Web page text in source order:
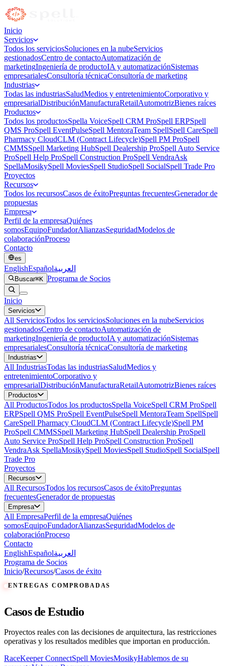
Inicio
Servicios
Todos los serviciosSoluciones en la nubeServicios
gestionadosCentro de contactoAutomatización de
marketingIngeniería de productoIA y automatizaciónSistemas
empresarialesConsultoría técnicaConsultoría de marketing
Industrias
Todas las industriasSaludMedios y entretenimientoCorporativo y
empresarialDistribuciónManufacturaRetailAutomotrizBienes raíces
Productos
Todos los productosSpella VoiceSpell CRM ProSpell ERPSpell
QMS ProSpell EventPulseSpell MentoraTeam SpellSpell CareSpell
Pharmacy CloudCLM (Contract Lifecycle)Spell PM ProSpell
CMMSSpell Marketing HubSpell Dealership ProSpell Auto Service
ProSpell Help ProSpell Construction ProSpell VendraAsk
SpellaMosikySpell MoviesSpell StudioSpell SocialSpell Trade Pro
Proyectos
Recursos
Todos los recursosCasos de éxitoPreguntas frecuentesGenerador de
propuestas
Empresa
Perfil de la empresaQuiénes
somosEquipoFundadorAlianzasSeguridadModelos de
colaboraciónProceso
Contacto
es
EnglishEspañolالعربية
Buscar⌘K Programa de Socios
Inicio
Servicios
All ServiciosTodos los serviciosSoluciones en la nubeServicios
gestionadosCentro de contactoAutomatización de
marketingIngeniería de productoIA y automatizaciónSistemas
empresarialesConsultoría técnicaConsultoría de marketing
Industrias
All IndustriasTodas las industriasSaludMedios y
entretenimientoCorporativo y
empresarialDistribuciónManufacturaRetailAutomotrizBienes raíces
Productos
All ProductosTodos los productosSpella VoiceSpell CRM ProSpell
ERPSpell QMS ProSpell EventPulseSpell MentoraTeam SpellSpell
CareSpell Pharmacy CloudCLM (Contract Lifecycle)Spell PM
ProSpell CMMSSpell Marketing HubSpell Dealership ProSpell
Auto Service ProSpell Help ProSpell Construction ProSpell
VendraAsk SpellaMosikySpell MoviesSpell StudioSpell SocialSpell
Trade Pro
Proyectos
Recursos
All RecursosTodos los recursosCasos de éxitoPreguntas
frecuentesGenerador de propuestas
Empresa
All EmpresaPerfil de la empresaQuiénes
somosEquipoFundadorAlianzasSeguridadModelos de
colaboraciónProceso
Contacto
EnglishEspañolالعربية
Programa de Socios
Inicio/Recursos/Casos de éxito
ENTREGAS COMPROBADAS
Casos de Estudio
Proyectos reales con las decisiones de arquitectura, las restricciones
operativas y los resultados medibles que importan en producción.
RaceKeeper ConnectSpell MoviesMosikyHablemos de su